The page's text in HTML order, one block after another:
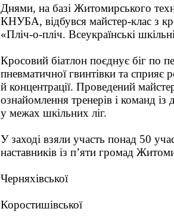
Днями, на базі Житомирського
КНУБА, відбувся майстер-клас з
«Пліч-о-пліч. Всеукраїнські
Кросовий біатлон поєднує біг по
пневматичної гвинтівки та сприяє
й концентрації. Проведений
ознайомлення тренерів і команд
у межах шкільних ліг.
У заході взяли участь понад 50
наставників із п’яти громад
Черняхівської
Коростишівської